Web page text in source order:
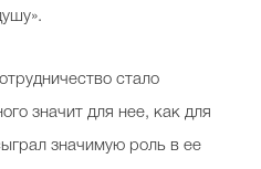
стало
значит для нее, как для
значимую роль в ее